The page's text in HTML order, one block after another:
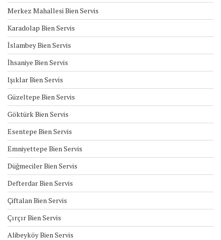
Merkez Mahallesi Bien Servis
Karadolap Bien Servis
İslambey Bien Servis
İhsaniye Bien Servis
Işıklar Bien Servis
Güzeltepe Bien Servis
Göktürk Bien Servis
Esentepe Bien Servis
Emniyettepe Bien Servis
Düğmeciler Bien Servis
Defterdar Bien Servis
Çiftalan Bien Servis
Çırçır Bien Servis
Alibeyköy Bien Servis